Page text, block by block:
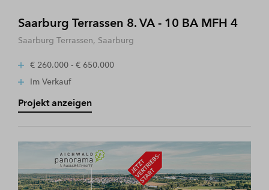
Saarburg Terrassen 8. VA - 10 BA MFH 4
Saarburg Terrassen, Saarburg
€ 260.000 - € 650.000
Im Verkauf
Projekt anzeigen